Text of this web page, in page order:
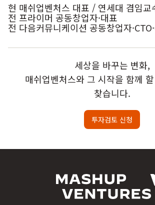
현 매쉬업벤처스 대표 / 연세대 겸임교
전 프라이머 공동창업자·대표
전 다음커뮤니케이션 공동창업자
세상을 바꾸는 변화,
매쉬업벤처스와 그 시작을 함께
찾습니다.
투자검토 신청